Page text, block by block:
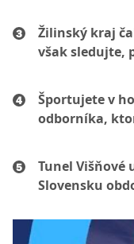
Žilinský kraj
však sledujte,
Športujete v
odborníka,
Tunel
Slovensku